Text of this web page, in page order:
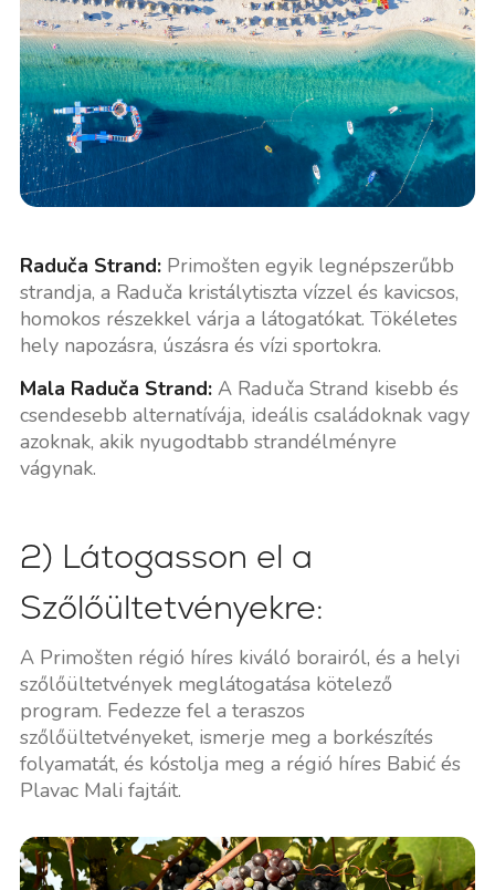
Raduča Strand:Primošten egyik legnépszerűbb
strandja, a Raduča kristálytiszta vízzel és kavicsos,
homokos részekkel várja a látogatókat. Tökéletes
hely napozásra, úszásra és vízi sportokra.
Mala Raduča Strand:A Raduča Strand kisebb és
csendesebb alternatívája, ideális családoknak vagy
azoknak, akik nyugodtabb strandélményre
vágynak.
2) Látogasson el a
Szőlőültetvényekre:
A Primošten régió híres kiváló borairól, és a helyi
szőlőültetvények meglátogatása kötelező
program. Fedezze fel a teraszos
szőlőültetvényeket, ismerje meg a borkészítés
folyamatát, és kóstolja meg a régió híres Babić és
Plavac Mali fajtáit.